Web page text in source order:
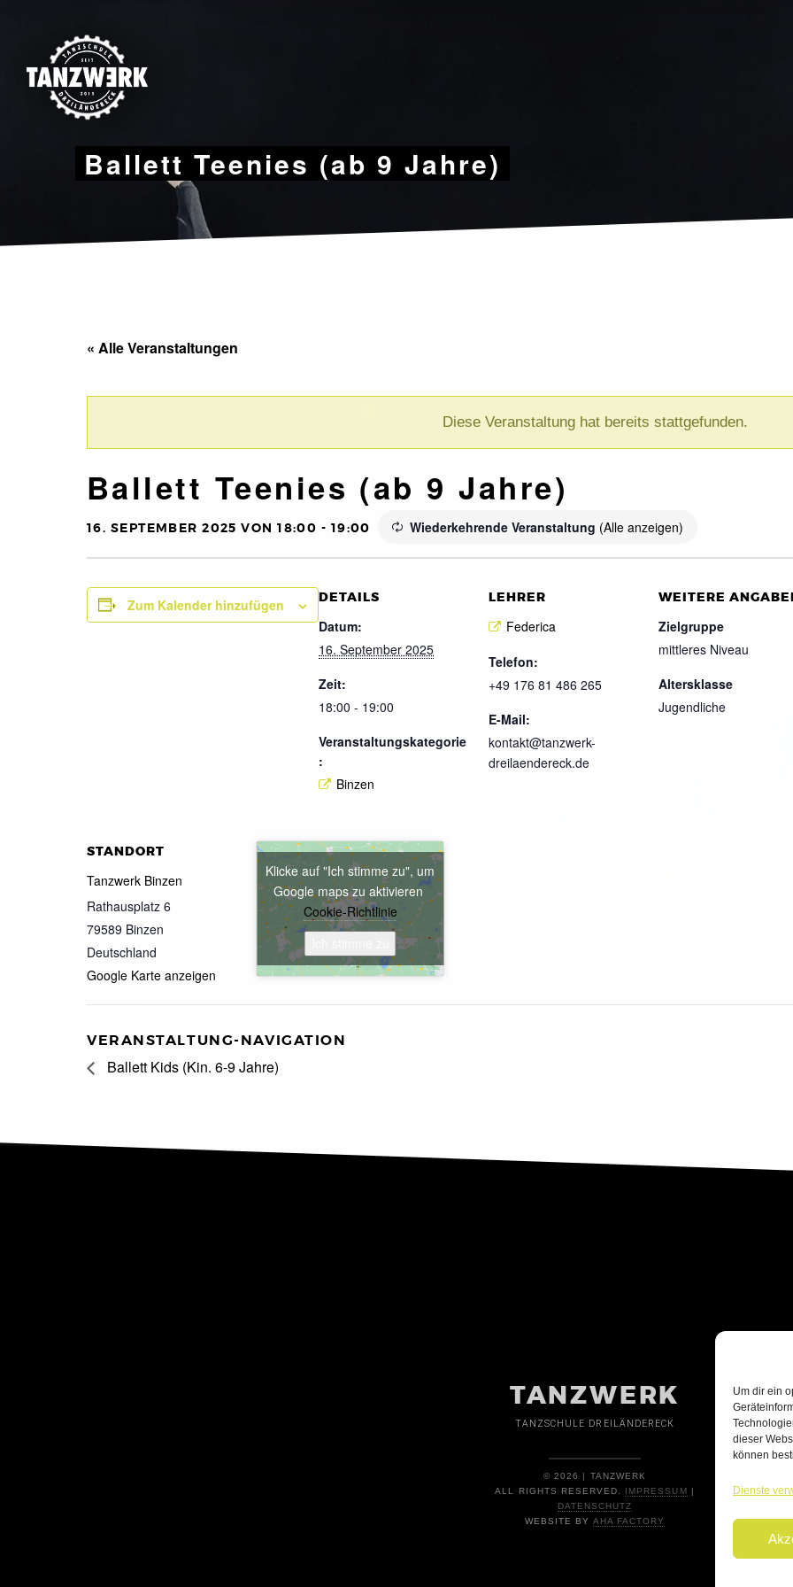
Um dir ein
dieser
können
Dienste
Ballett Teenies (ab 9 Jahre)
« Alle Veranstaltungen
Diese Veranstaltung hat bereits stattgefunden.
Ballett Teenies (ab 9 Jahre)
16. SEPTEMBER 2025 VON 18:00 - 19:00 Wiederkehrende Veranstaltung (Alle anzeigen)
Zum Kalender hinzufügen DETAILS
Datum:
16. September 2025
Zeit:
18:00 - 19:00
Veranstaltungskategorie
:
Binzen
LEHRER
Federica
Telefon:
+49 176 81 486 265
E-Mail:
kontakt@tanzwerk-
dreilaendereck.de
WEITERE
Zielgruppe
mittleres Niveau
Altersklasse
Jugendliche
STANDORT
Tanzwerk Binzen
Rathausplatz 6
79589 Binzen
Deutschland
Google Karte anzeigen
Klicke auf "Ich stimme zu", um
Google maps zu aktivieren
Cookie-Richtlinie
VERANSTALTUNG-NAVIGATION
Ballett Kids (Kin. 6-9 Jahre)
TANZWERK
TANZSCHULE DREILÄNDERECK
© 2026 | TANZWERK
ALL RIGHTS RESERVED. IMPRESSUM |
DATENSCHUTZ
WEBSITE BY AHA FACTORY